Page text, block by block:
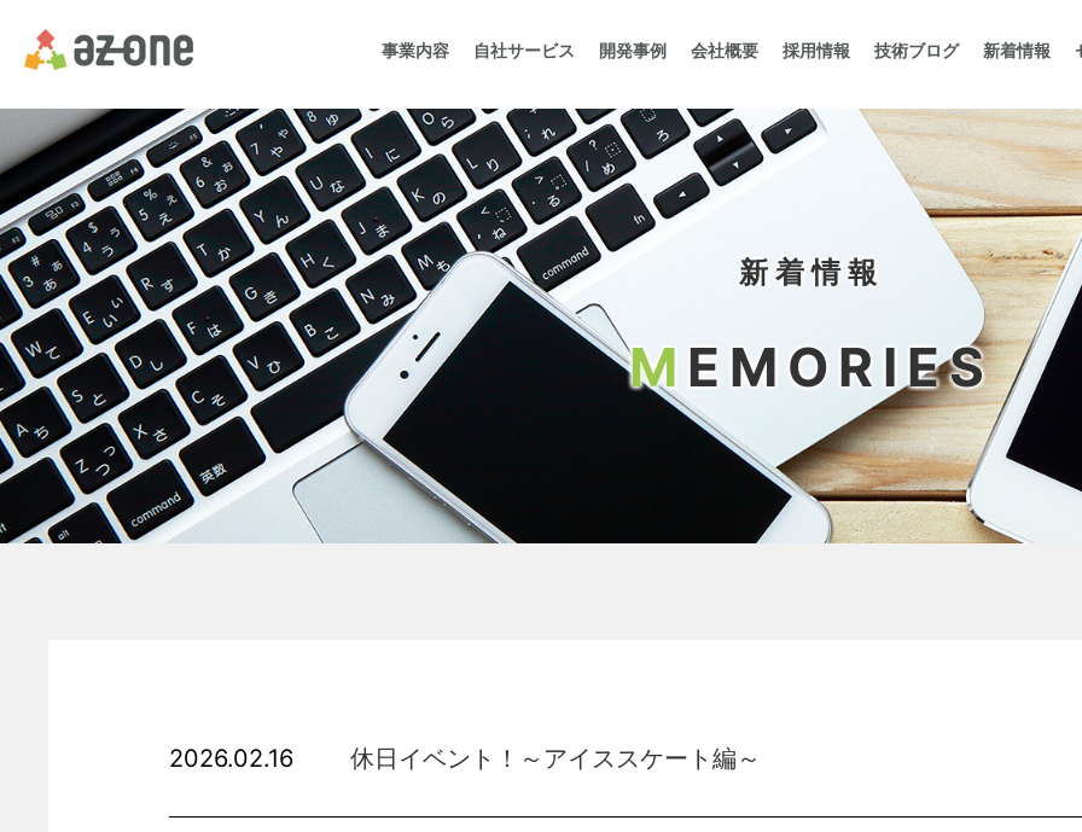
事業内容 自社サービス 開発事例 会社概要 採用情報 技術ブログ 新着情報
新着情報
M EMORIES
2026.02.16 休日イベント！～アイススケート編～